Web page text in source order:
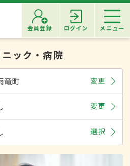
会員登録 ログイン メニュー
ック・病院
竜町 変更
変更
選択